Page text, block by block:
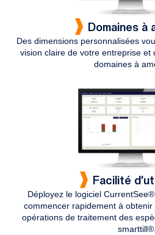
Domaines à
Des dimensions personnalisées
vision claire de votre entreprise et
domaines à
Facilité
Déployez le logiciel
commencer rapidement à
opérations de traitement des
smarttill®.